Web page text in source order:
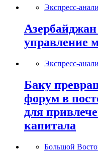
Экспресс-
Азербайджан
управление
Экспресс-
Баку
форум в
для
капитала
Большой